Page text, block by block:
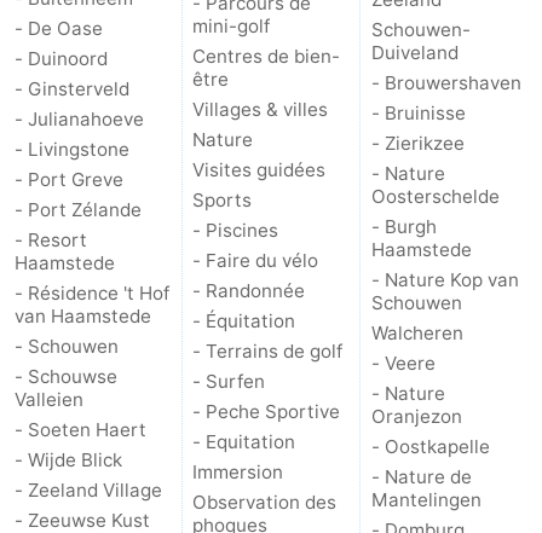
Schouwen-
Duiveland
-
Brouwershaven
-
Bruinisse
Zierikzee
-
Nature
Oosterschelde
-
Burgh
Haamstede
Nature
Kop
van
Walcheren
Veere
-
- De Oase
- Duinoord
- Ginsterveld
- Julianahoeve
- Livingstone
- Port Greve
- Port Zélande
- Resort
Haamstede
- Résidence 't Hof
van Haamstede
- Schouwen
- Schouwse
Valleien
- Soeten Haert
- Wijde Blick
- Zeeland Village
- Zeeuwse Kust
mini-golf
Centres de bien-
être
Villages & villes
Nature
Visites guidées
Sports
- Piscines
- Faire du vélo
- Randonnée
- Équitation
- Terrains de golf
- Surfen
- Peche Sportive
- Equitation
Immersion
Observation des
phoques
Schouwen-
Duiveland
- Brouwershaven
- Bruinisse
- Zierikzee
- Nature
Oosterschelde
- Burgh
Haamstede
- Nature Kop van
Schouwen
Walcheren
- Veere
- Nature
Oranjezon
- Oostkapelle
- Nature de
Mantelingen